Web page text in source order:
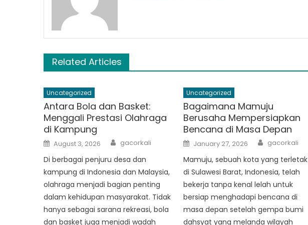
Related Articles
Uncategorized
Antara Bola dan Basket:
Menggali Prestasi Olahraga
di Kampung
Posted
on
August 3, 2026 Author
gacorkali
Di berbagai penjuru desa dan
kampung di Indonesia dan Malaysia,
olahraga menjadi bagian penting
dalam kehidupan masyarakat. Tidak
hanya sebagai sarana rekreasi, bola
dan basket juga menjadi wadah
Uncategorized
Bagaimana Mamuju
Berusaha Mempersiapkan
Bencana di Masa Depan
Posted
on
January 27, 2026 Author
gacorkali
Mamuju, sebuah kota yang terletak
di Sulawesi Barat, Indonesia, telah
bekerja tanpa kenal lelah untuk
bersiap menghadapi bencana di
masa depan setelah gempa bumi
dahsyat yang melanda wilayah